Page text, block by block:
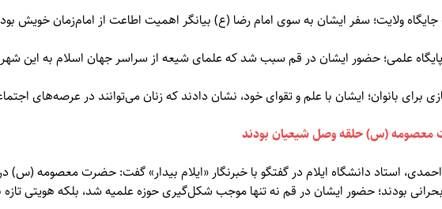
ولایت؛ سفر ایشان به سوی امام رضا (ع) بیانگر اهمیت اطاعت از امام‌زمان خویش
پایگاه علمی؛ حضور ایشان در قم سبب شد که علمای شیعه از سراسر جهان اسلام به این شهر
برای بانوان؛ ایشان با علم و تقوای خود، نشان دادند که زنان می‌توانند در عرصه‌های
(س) حلقه وصل شیعیان بودند
استاد دانشگاه ایلام در گفتگو با خبرنگار «ایلام بیدار» گفت: حضرت معصومه
بودند؛ حضور ایشان در قم نه تنها موجب شکل‌گیری حوزه علمیه شد، بلکه هویتی